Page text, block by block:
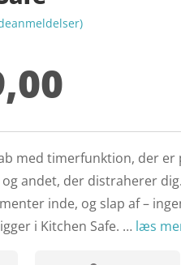
med timerfunktion, der er
andet, der distraherer
inde, og slap af –
i Kitchen Safe. … læs